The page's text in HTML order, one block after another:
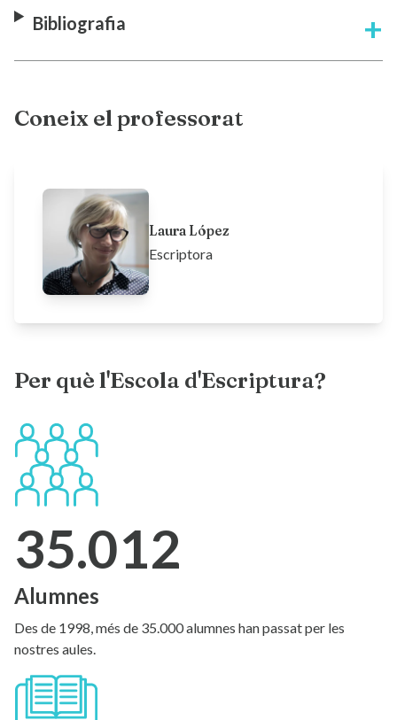
Bibliografia
Coneix el professorat
Laura López
Escriptora
Per què l'Escola d'Escriptura?
35.012
Alumnes
Des de 1998, més de 35.000 alumnes han passat per les
nostres aules.